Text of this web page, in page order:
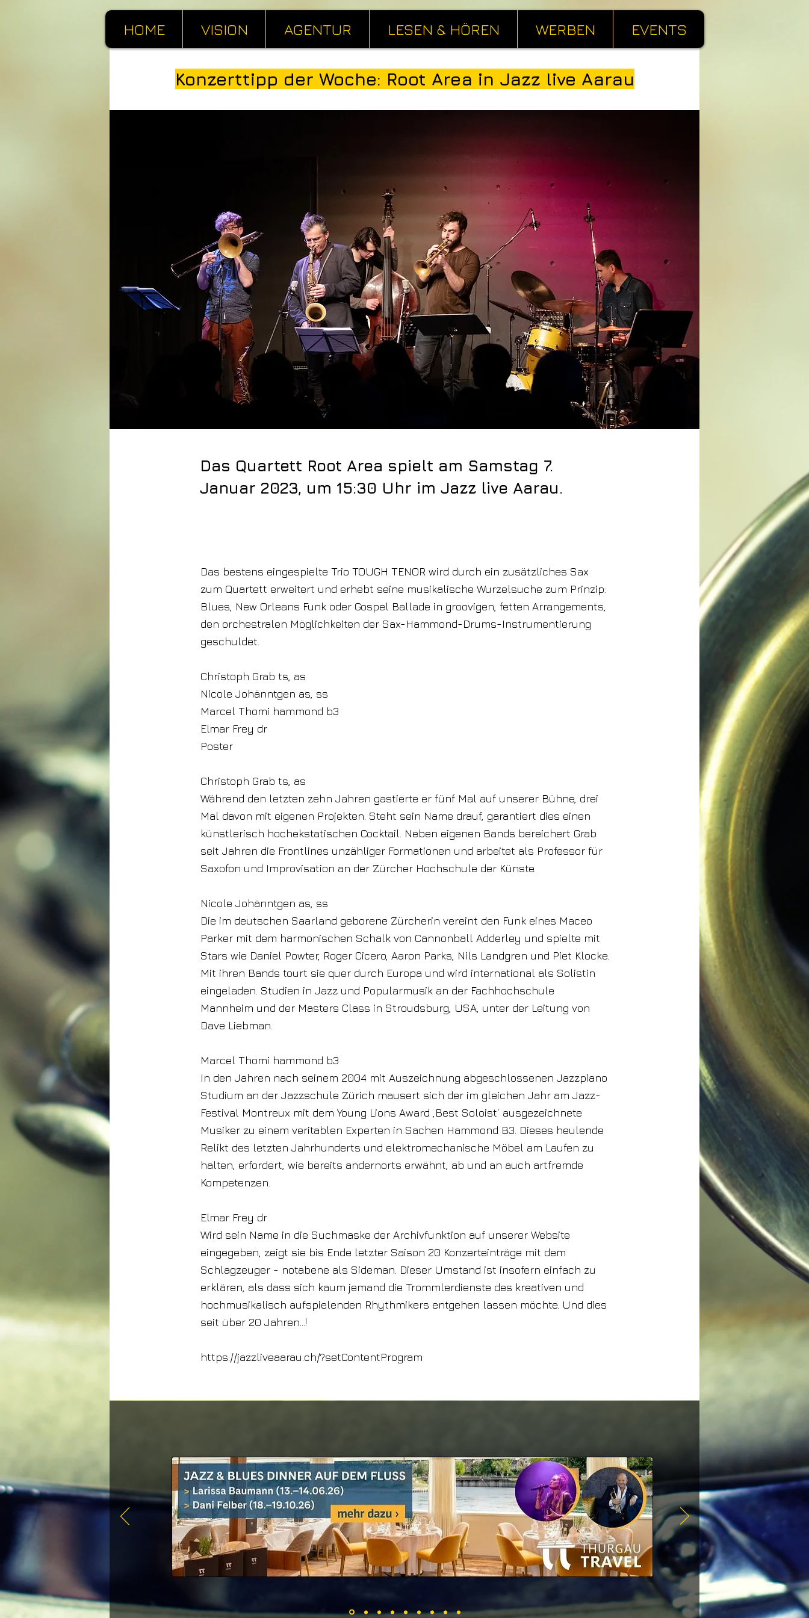
HOME VISION AGENTUR LESEN & HÖREN WERBEN EVENTS
Konzerttipp der Woche: Root Area in Jazz live Aarau
Das Quartett Root Area spielt am Samstag 7.
Januar 2023, um 15:30 Uhr im Jazz live Aarau.
Das bestens eingespielte Trio TOUGH TENOR wird durch ein zusätzliches Sax
zum Quartett erweitert und erhebt seine musikalische Wurzelsuche zum Prinzip:
Blues, New Orleans Funk oder Gospel Ballade in groovigen, fetten Arrangements,
den orchestralen Möglichkeiten der Sax-Hammond-Drums-Instrumentierung
geschuldet.
Christoph Grab ts, as
Nicole Johänntgen as, ss
Marcel Thomi hammond b3
Elmar Frey dr
Poster
Christoph Grab ts, as
Während den letzten zehn Jahren gastierte er fünf Mal auf unserer Bühne, drei
Mal davon mit eigenen Projekten. Steht sein Name drauf, garantiert dies einen
künstlerisch hochekstatischen Cocktail. Neben eigenen Bands bereichert Grab
seit Jahren die Frontlines unzähliger Formationen und arbeitet als Professor für
Saxofon und Improvisation an der Zürcher Hochschule der Künste.
Nicole Johänntgen as, ss
Die im deutschen Saarland geborene Zürcherin vereint den Funk eines Maceo
Parker mit dem harmonischen Schalk von Cannonball Adderley und spielte mit
Stars wie Daniel Powter, Roger Cicero, Aaron Parks, Nils Landgren und Piet Klocke.
Mit ihren Bands tourt sie quer durch Europa und wird international als Solistin
eingeladen. Studien in Jazz und Popularmusik an der Fachhochschule
Mannheim und der Masters Class in Stroudsburg, USA, unter der Leitung von
Dave Liebman.
Marcel Thomi hammond b3
In den Jahren nach seinem 2004 mit Auszeichnung abgeschlossenen Jazzpiano
Studium an der Jazzschule Zürich mausert sich der im gleichen Jahr am Jazz-
Festival Montreux mit dem Young Lions Award ,Best Soloist‘ ausgezeichnete
Musiker zu einem veritablen Experten in Sachen Hammond B3. Dieses heulende
Relikt des letzten Jahrhunderts und elektromechanische Möbel am Laufen zu
halten, erfordert, wie bereits andernorts erwähnt, ab und an auch artfremde
Kompetenzen.
Elmar Frey dr
Wird sein Name in die Suchmaske der Archivfunktion auf unserer Website
eingegeben, zeigt sie bis Ende letzter Saison 20 Konzerteinträge mit dem
Schlagzeuger - notabene als Sideman. Dieser Umstand ist insofern einfach zu
erklären, als dass sich kaum jemand die Trommlerdienste des kreativen und
hochmusikalisch aufspielenden Rhythmikers entgehen lassen möchte. Und dies
seit über 20 Jahren…!
https://jazzliveaarau.ch/?setContentProgram